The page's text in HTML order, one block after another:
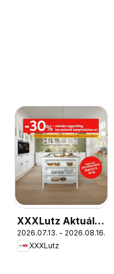
XXXLutz Aktuális
szórólap
2026.07.13. - 2026.08.16.
XXXLutz